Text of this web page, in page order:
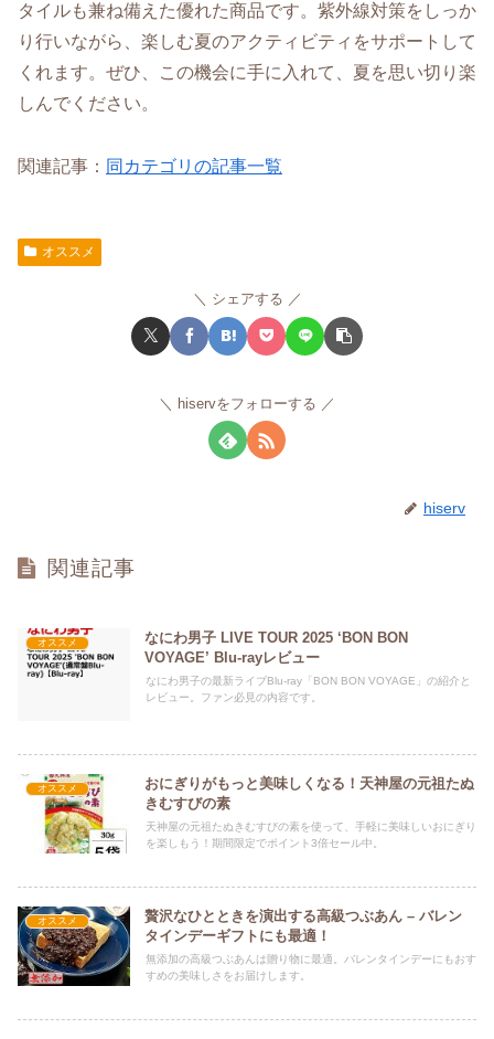
タイルも兼ね備えた優れた商品です。紫外線対策をしっか
り行いながら、楽しむ夏のアクティビティをサポートして
くれます。ぜひ、この機会に手に入れて、夏を思い切り楽
しんでください。
関連記事： 同カテゴリの記事一覧
オススメ
シェアする
hiservをフォローする
hiserv
関連記事
オススメ
なにわ男子 LIVE TOUR 2025 ‘BON BON
VOYAGE’ Blu-rayレビュー
なにわ男子の最新ライブBlu-ray「BON BON VOYAGE」の紹介と
レビュー。ファン必見の内容です。
オススメ
おにぎりがもっと美味しくなる！天神屋の元祖たぬ
きむすびの素
天神屋の元祖たぬきむすびの素を使って、手軽に美味しいおにぎり
を楽しもう！期間限定でポイント3倍セール中。
オススメ
贅沢なひとときを演出する高級つぶあん – バレン
タインデーギフトにも最適！
無添加の高級つぶあんは贈り物に最適。バレンタインデーにもおす
すめの美味しさをお届けします。